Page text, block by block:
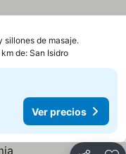
sillones de masaje.
de: San Isidro
Ver precios